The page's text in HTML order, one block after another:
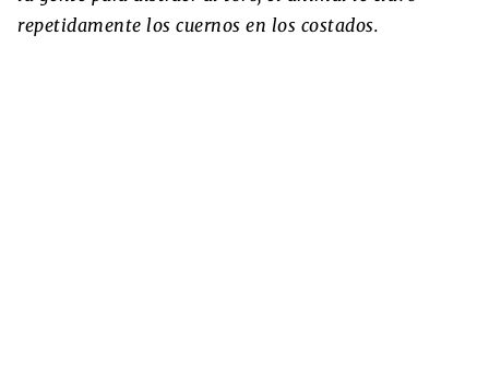
repetidamente los cuernos en los costados.